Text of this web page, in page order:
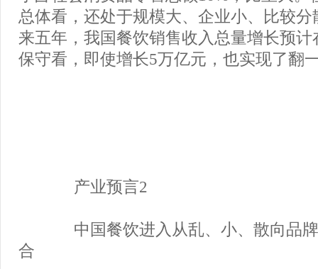
总体看，还处于规模大、企业小、比较分
来五年，我国餐饮销售收入总量增长预计
保守看，即使增长5万亿元，也实现了翻
产业预言2
中国餐饮进入从乱、小、散向品牌
合